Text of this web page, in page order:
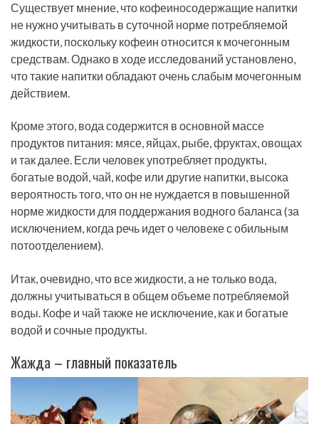
Существует мнение, что кофеиносодержащие напитки
не нужно учитывать в суточной норме потребляемой
жидкости, поскольку кофеин относится к мочегонным
средствам. Однако в ходе исследований установлено,
что такие напитки обладают очень слабым мочегонным
действием.
Кроме этого, вода содержится в основной массе
продуктов питания: мясе, яйцах, рыбе, фруктах, овощах
и так далее. Если человек употребляет продукты,
богатые водой, чай, кофе или другие напитки, высока
вероятность того, что он не нуждается в повышенной
норме жидкости для поддержания водного баланса (за
исключением, когда речь идет о человеке с обильным
потоотделением).
Итак, очевидно, что все жидкости, а не только вода,
должны учитываться в общем объеме потребляемой
воды. Кофе и чай также не исключение, как и богатые
водой и сочные продукты.
Жажда – главный показатель